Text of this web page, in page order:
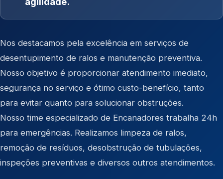
Nos destacamos pela excelência em serviços de
desentupimento de ralos e manutenção preventiva.
Nosso objetivo é proporcionar atendimento imediato,
segurança no serviço e ótimo custo-benefício, tanto
para evitar quanto para solucionar obstruções.
Nosso time especializado de Encanadores trabalha 24h
para emergências. Realizamos limpeza de ralos,
remoção de resíduos, desobstrução de tubulações,
inspeções preventivas e diversos outros atendimentos.